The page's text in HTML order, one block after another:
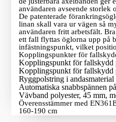
användaren avseende storlek
De patenterade
linan skall vara ur vägen så
användaren fritt arbetsfält.
ett fall flyttas öglorna upp på
infästningspunkt, vilket
Kopplingspunkter för
Kopplingspunkt för fallskydd
Kopplingspunkt för fallskydd
Ryggpolstring i andasmaterial
Automatiska snabbspännen
Vävband polyester, 45 mm,
Överensstämmer med
160-190 cm